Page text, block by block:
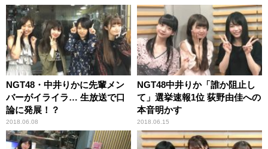
NGT48・中井りかに先輩メン
バーがイライラ… 生放送で口
論に発展！？
2018.06.08
NGT48中井りか「誰か阻止し
て」選挙速報1位 荻野由佳への
本音明かす
2018.06.15